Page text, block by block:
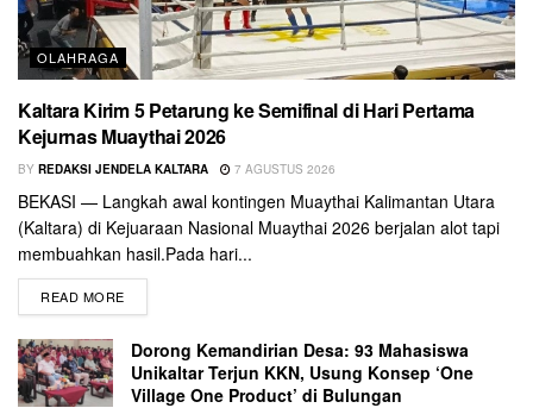
OLAHRAGA
Kaltara Kirim 5 Petarung ke Semifinal di Hari Pertama
Kejurnas Muaythai 2026
BY REDAKSI JENDELA KALTARA 7 AGUSTUS 2026
BEKASI — Langkah awal kontingen Muaythai Kalimantan Utara
(Kaltara) di Kejuaraan Nasional Muaythai 2026 berjalan alot tapi
membuahkan hasil.Pada hari...
READ MORE
Dorong Kemandirian Desa: 93 Mahasiswa
Unikaltar Terjun KKN, Usung Konsep ‘One
Village One Product’ di Bulungan